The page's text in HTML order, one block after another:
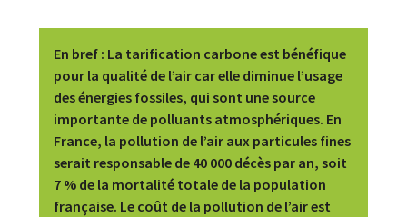
En bref: La tarification carbone est bénéfique
pour la qualité de l’air car elle diminue l’usage
des énergies fossiles, qui sont une source
importante de polluants atmosphériques. En
France, la pollution de l’air aux particules fines
serait responsable de 40 000 décès par an, soit
7 % de la mortalité totale de la population
française. Le coût de la pollution de l’air est